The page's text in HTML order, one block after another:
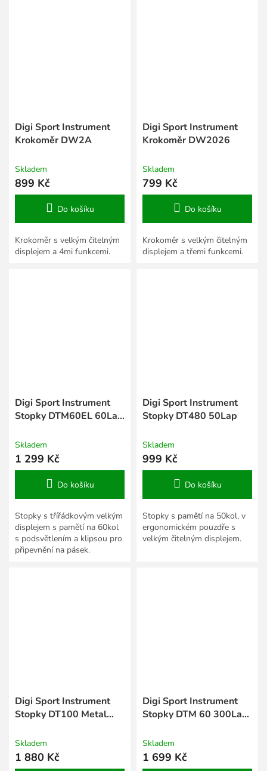
Digi Sport Instrument
Krokoměr DW2A
Skladem
899 Kč
Do košíku
Krokoměr s velkým čitelným
displejem a 4mi funkcemi.
Digi Sport Instrument
Krokoměr DW2026
Skladem
799 Kč
Do košíku
Krokoměr s velkým čitelným
displejem a třemi funkcemi.
Digi Sport Instrument
Stopky DTM60EL 60Lap
Skladem
1 299 Kč
Do košíku
Stopky s třířádkovým velkým
displejem s pamětí na 60kol
s podsvětlením a klipsou pro
připevnění na pásek.
Digi Sport Instrument
Stopky DT480 50Lap
Skladem
999 Kč
Do košíku
Stopky s pamětí na 50kol, v
ergonomickém pouzdře s
velkým čitelným displejem.
Digi Sport Instrument
Stopky DT100 Metal
stopky
Skladem
1 880 Kč
Digi Sport Instrument
Stopky DTM 60 300Lap
na pásek
Skladem
1 699 Kč